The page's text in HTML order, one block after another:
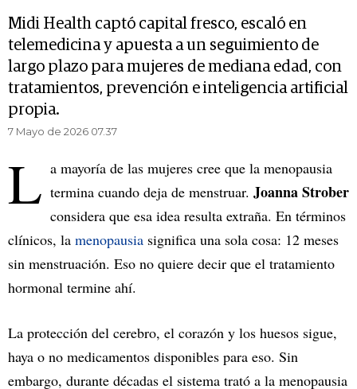
Midi Health captó capital fresco, escaló en
telemedicina y apuesta a un seguimiento de
largo plazo para mujeres de mediana edad, con
tratamientos, prevención e inteligencia artificial
propia.
7 Mayo de 2026 07.37
L a mayoría de las mujeres cree que la menopausia
termina cuando deja de menstruar. Joanna Strober
considera que esa idea resulta extraña. En términos
clínicos, la menopausia significa una sola cosa: 12 meses
sin menstruación. Eso no quiere decir que el tratamiento
hormonal termine ahí.
La protección del cerebro, el corazón y los huesos sigue,
haya o no medicamentos disponibles para eso. Sin
embargo, durante décadas el sistema trató a la menopausia